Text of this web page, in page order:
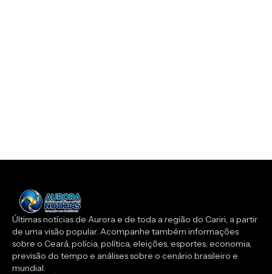
Últimas notícias de Aurora e de toda a região do Cariri, a partir
de uma visão popular. Acompanhe também informações
sobre o Ceará, polícia, política, eleições, esportes, economia,
previsão do tempo e análises sobre o cenário brasileiro e
mundial.